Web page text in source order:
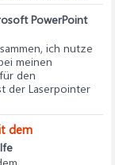
PowerPoint
ich nutze
meinen
den
der Laserpointer
dem